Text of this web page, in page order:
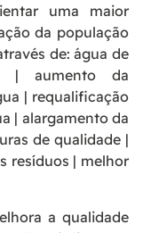
uma maior
da população
de: água de
| aumento da
| requalificação
| alargamento da
de qualidade |
resíduos | melhor
a qualidade